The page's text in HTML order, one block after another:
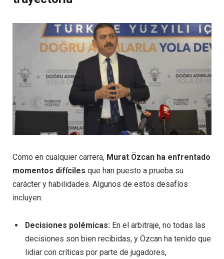
Como en cualquier carrera, Murat Özcan ha enfrentado
momentos difíciles que han puesto a prueba su
carácter y habilidades. Algunos de estos desafíos
incluyen:
Decisiones polémicas: En el arbitraje, no todas las
decisiones son bien recibidas, y Özcan ha tenido que
lidiar con críticas por parte de jugadores,